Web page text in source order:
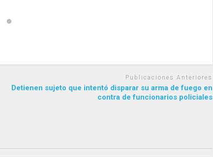
Publicaciones Anteriores
Detienen sujeto que intentó disparar su arma de fuego en
contra de funcionarios policiales